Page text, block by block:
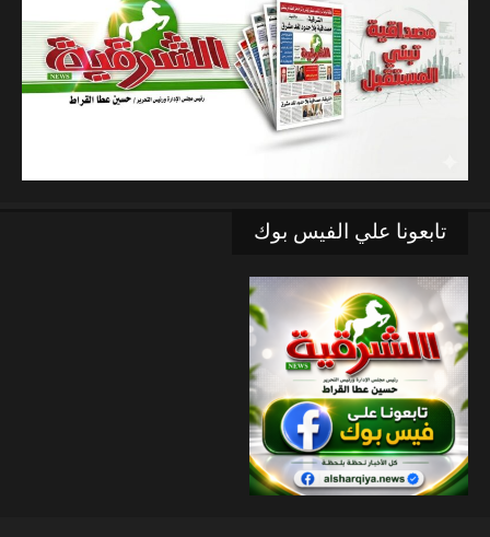
تابعونا علي الفيس بوك